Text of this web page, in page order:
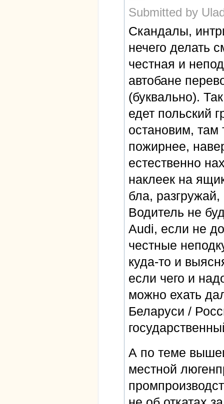
Submitted by
Скандалы,
нечего делать
честная и
автобане
(буквально).
едет польский
остановим,
пожирнее,
естественно
наклеек на
бла,
Водитель не
Audi, если не
честные
куда-то и
если чего и
можно ехать
Беларуси /
А по теме
местной